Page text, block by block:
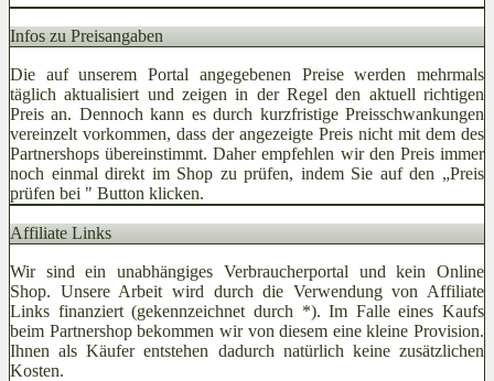
Infos zu Preisangaben
Die auf unserem Portal angegebenen Preise werden mehrmals
täglich aktualisiert und zeigen in der Regel den aktuell richtigen
Preis an. Dennoch kann es durch kurzfristige Preisschwankungen
vereinzelt vorkommen, dass der angezeigte Preis nicht mit dem des
Partnershops übereinstimmt. Daher empfehlen wir den Preis immer
noch einmal direkt im Shop zu prüfen, indem Sie auf den „Preis
prüfen bei " Button klicken.
Affiliate Links
Wir sind ein unabhängiges Verbraucherportal und kein Online
Shop. Unsere Arbeit wird durch die Verwendung von Affiliate
Links finanziert (gekennzeichnet durch *). Im Falle eines Kaufs
beim Partnershop bekommen wir von diesem eine kleine Provision.
Ihnen als Käufer entstehen dadurch natürlich keine zusätzlichen
Kosten.